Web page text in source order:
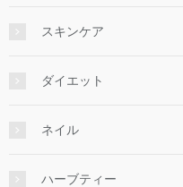
スキンケア
ダイエット
ネイル
ハーブティー